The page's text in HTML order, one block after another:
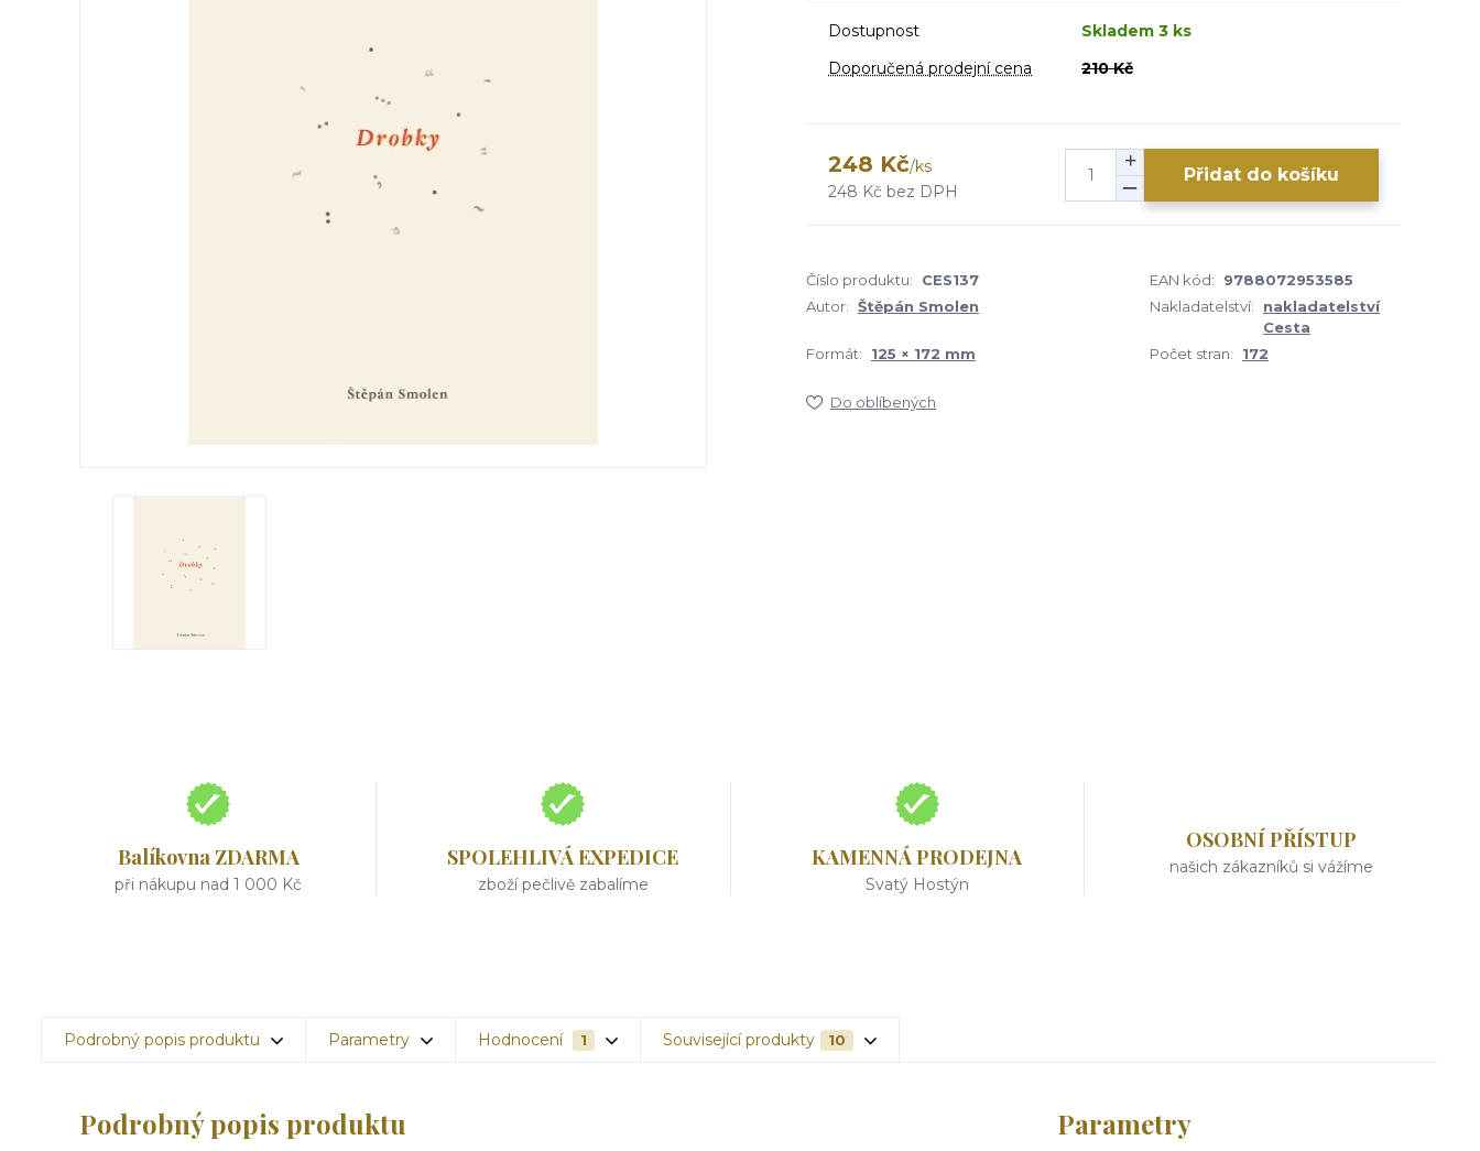
Dostupnost
Skladem 3 ks
Doporučená prodejní cena
210 Kč
248 Kč/ks
248 Kč bez DPH
Přidat do košíku
Číslo produktu: CES137 EAN kód:
9788072953585
Autor: Štěpán Smolen Nakladatelství:
nakladatelství
Cesta
Formát:
125 × 172 mm Počet stran: 172
Do oblíbených
Balíkovna ZDARMA
při nákupu nad 1 000 Kč
SPOLEHLIVÁ EXPEDICE
zboží pečlivě zabalíme
KAMENNÁ PRODEJNA
Svatý Hostýn
OSOBNÍ PŘÍSTUP
našich zákazníků si vážíme
Podrobný popis produktu Parametry Hodnocení 1 Související produkty 10
Podrobný popis produktu Parametry